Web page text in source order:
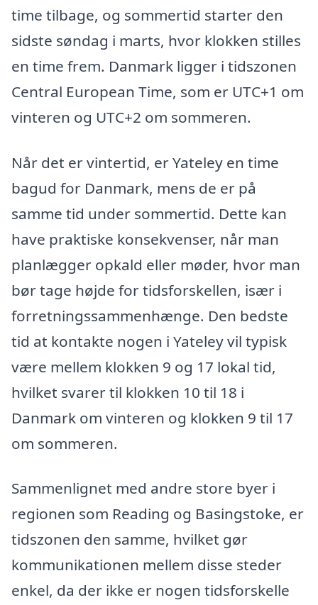
time tilbage, og sommertid starter den
sidste søndag i marts, hvor klokken stilles
en time frem. Danmark ligger i tidszonen
Central European Time, som er UTC+1 om
vinteren og UTC+2 om sommeren.
Når det er vintertid, er Yateley en time
bagud for Danmark, mens de er på
samme tid under sommertid. Dette kan
have praktiske konsekvenser, når man
planlægger opkald eller møder, hvor man
bør tage højde for tidsforskellen, især i
forretningssammenhænge. Den bedste
tid at kontakte nogen i Yateley vil typisk
være mellem klokken 9 og 17 lokal tid,
hvilket svarer til klokken 10 til 18 i
Danmark om vinteren og klokken 9 til 17
om sommeren.
Sammenlignet med andre store byer i
regionen som Reading og Basingstoke, er
tidszonen den samme, hvilket gør
kommunikationen mellem disse steder
enkel, da der ikke er nogen tidsforskelle